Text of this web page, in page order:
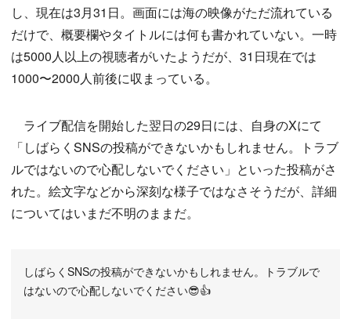
し、現在は3月31日。画面には海の映像がただ流れている
だけで、概要欄やタイトルには何も書かれていない。一時
は5000人以上の視聴者がいたようだが、31日現在では
1000〜2000人前後に収まっている。
ライブ配信を開始した翌日の29日には、自身のXにて
「しばらくSNSの投稿ができないかもしれません。トラブ
ルではないので心配しないでください」といった投稿がさ
れた。絵文字などから深刻な様子ではなさそうだが、詳細
についてはいまだ不明のままだ。
しばらくSNSの投稿ができないかもしれません。トラブルで
はないので心配しないでください😎👍